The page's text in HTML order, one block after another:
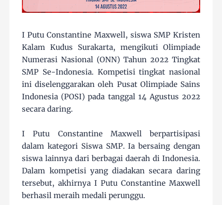
I Putu Constantine Maxwell, siswa SMP Kristen
Kalam Kudus Surakarta, mengikuti Olimpiade
Numerasi Nasional (ONN) Tahun 2022 Tingkat
SMP Se-Indonesia. Kompetisi tingkat nasional
ini diselenggarakan oleh Pusat Olimpiade Sains
Indonesia (POSI) pada tanggal 14 Agustus 2022
secara daring.
I Putu Constantine Maxwell berpartisipasi
dalam kategori Siswa SMP. Ia bersaing dengan
siswa lainnya dari berbagai daerah di Indonesia.
Dalam kompetisi yang diadakan secara daring
tersebut, akhirnya I Putu Constantine Maxwell
berhasil meraih medali perunggu.